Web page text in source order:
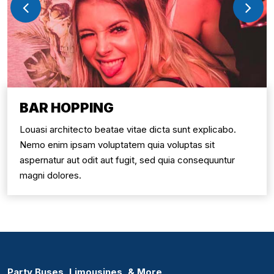
BAR HOPPING
Louasi architecto beatae vitae dicta sunt explicabo.
Nemo enim ipsam voluptatem quia voluptas sit
aspernatur aut odit aut fugit, sed quia consequuntur
magni dolores.